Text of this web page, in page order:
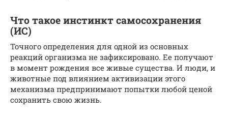
Что такое инстинкт самосохранения
(ИС)
Точного определения для одной из основных
реакций организма не зафиксировано. Ее получают
в момент рождения все живые существа. И люди, и
животные под влиянием активизации этого
механизма предпринимают попытки любой ценой
сохранить свою жизнь.